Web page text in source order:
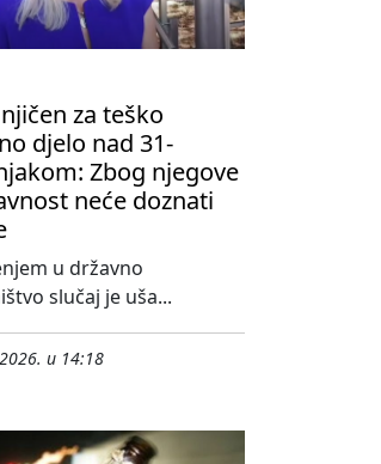
za teško
djelo nad 31-
Zbog njegove
neće doznati
u državno
slučaj je uša...
u 14:18